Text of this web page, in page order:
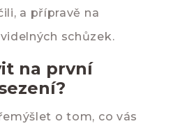
a přípravě na
schůzek.
na první
o tom, co vás